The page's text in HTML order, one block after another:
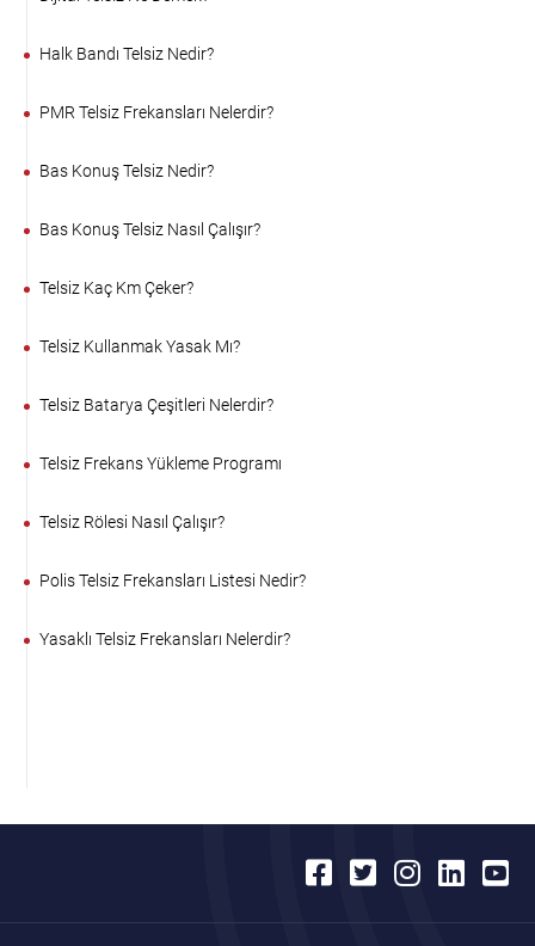
Halk Bandı Telsiz Nedir?
PMR Telsiz Frekansları Nelerdir?
Bas Konuş Telsiz Nedir?
Bas Konuş Telsiz Nasıl Çalışır?
Telsiz Kaç Km Çeker?
Telsiz Kullanmak Yasak Mı?
Telsiz Batarya Çeşitleri Nelerdir?
Telsiz Frekans Yükleme Programı
Telsiz Rölesi Nasıl Çalışır?
Polis Telsiz Frekansları Listesi Nedir?
Yasaklı Telsiz Frekansları Nelerdir?